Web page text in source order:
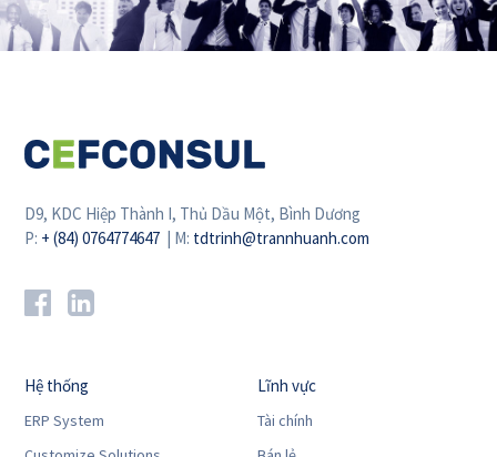
D9, KDC Hiệp Thành I, Thủ Dầu Một, Bình Dương
P: + (84) 0764774647 | M: tdtrinh@trannhuanh.com
Hệ thống
ERP System
Lĩnh vực
Tài chính